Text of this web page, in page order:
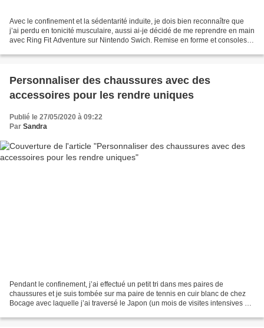
Avec le confinement et la sédentarité induite, je dois bien reconnaître que
j’ai perdu en tonicité musculaire, aussi ai-je décidé de me reprendre en main
avec Ring Fit Adventure sur Nintendo Swich. Remise en forme et consoles
Personnaliser des chaussures avec des
accessoires pour les rendre uniques
Publié le 27/05/2020 à 09:22
Par Sandra
Pendant le confinement, j’ai effectué un petit tri dans mes paires de
chaussures et je suis tombée sur ma paire de tennis en cuir blanc de chez
Bocage avec laquelle j’ai traversé le Japon (un mois de visites intensives et